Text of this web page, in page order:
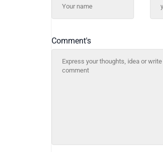
Comment's